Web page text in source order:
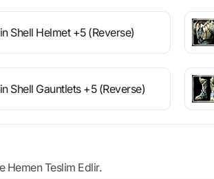
Shell Helmet +5 (Reverse)
Shell Gauntlets +5 (Reverse)
Hemen Teslim Edlir.